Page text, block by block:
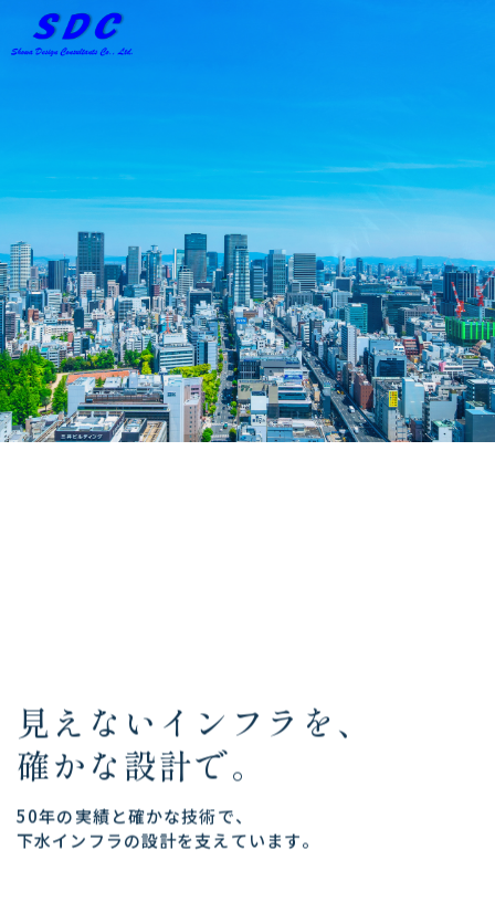
私たちについて
事業内容 人を知る
働く環境 募集要項
トピックス 新着情報
お問い合わせ
見 え な い イ ン フ ラ を 、
確かな設計で。
50年の実績と確かな技術で、
下水イ ン フ ラの設計を支えています。